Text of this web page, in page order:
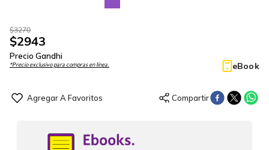
$3270
$2943
Precio Gandhi
*Precio exclusivo para compras en línea. eBook